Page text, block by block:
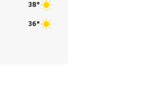
38°
36°